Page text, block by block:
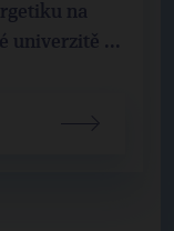
na
univerzitě ...